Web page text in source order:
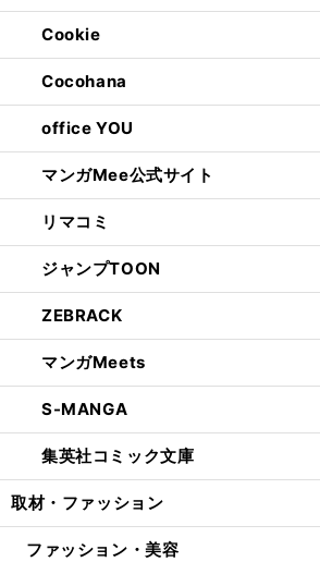
Cookie
Cocohana
office YOU
マンガMee公式サイト
リマコミ
ジャンプTOON
ZEBRACK
マンガMeets
S-MANGA
集英社コミック文庫
取材・ファッション
ファッション・美容